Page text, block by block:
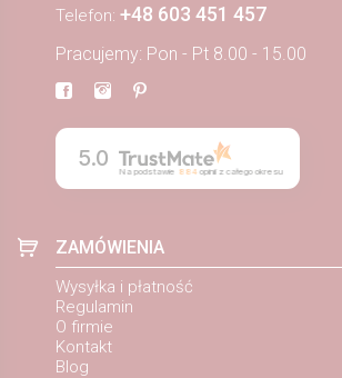
Telefon: +48 603 451 457
Pracujemy: Pon - Pt 8.00 - 15.00
5.0
Na podstawie 884opinii z całego okresu
ZAMÓWIENIA
Wysyłka i płatność
Regulamin
O firmie
Kontakt
Blog